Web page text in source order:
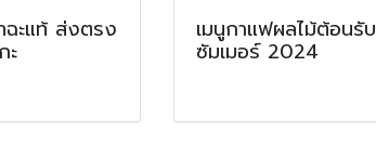
ะแท้ ส่งตรง
ะ
เมนูกาแฟผลไม้ต้อนรับ
ซัมเมอร์ 2024